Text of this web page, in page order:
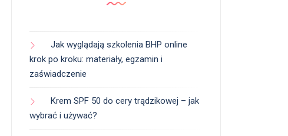
Jak wyglądają szkolenia BHP online
krok po kroku: materiały, egzamin i
zaświadczenie
Krem SPF 50 do cery trądzikowej – jak
wybrać i używać?